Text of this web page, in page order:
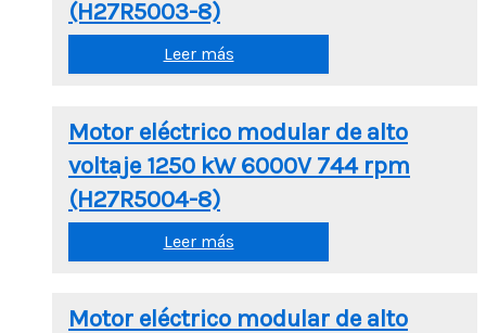
(H27R5003-8)
Leer más
Motor eléctrico modular de alto
voltaje 1250 kW 6000V 744 rpm
(H27R5004-8)
Leer más
Motor eléctrico modular de alto